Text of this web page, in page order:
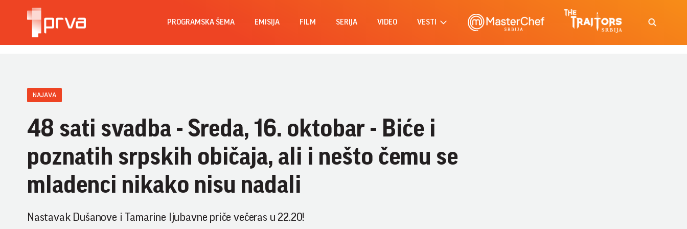
PROGRAMSKA ŠEMA EMISIJA FILM SERIJA VIDEO VESTI
NAJAVA
48 sati svadba - Sreda, 16. oktobar - Biće i
poznatih srpskih običaja, ali i nešto čemu se
mladenci nikako nisu nadali
Nastavak Dušanove i Tamarine ljubavne priče večeras u 22.20!